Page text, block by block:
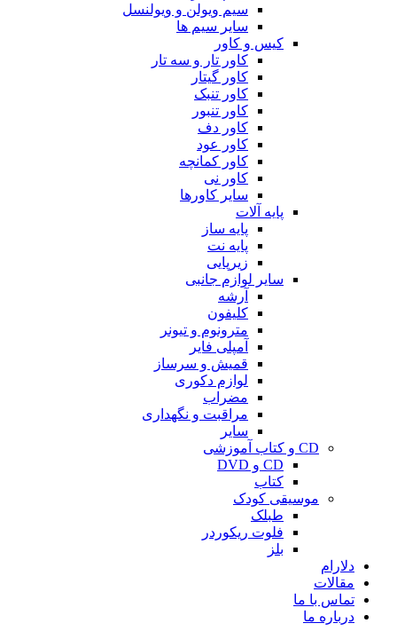
سیم ویولن و ویولنسل
سایر سیم ها
کیس و کاور
کاور تار و سه تار
کاور گیتار
کاور تنبک
کاور تنبور
کاور دف
کاور عود
کاور کمانچه
کاور نی
سایر کاورها
پایه آلات
پایه ساز
پایه نت
زیرپایی
سایر لوازم جانبی
آرشه
کلیفون
مترونوم و تیونر
آمپلی فایر
قمیش و سرساز
لوازم دکوری
مضراب
مراقبت و نگهداری
سایر
CD و کتاب آموزشی
CD و DVD
کتاب
موسیقی کودک
طبلک
فلوت ریکوردر
بلز
دلارام
مقالات
تماس با ما
درباره ما